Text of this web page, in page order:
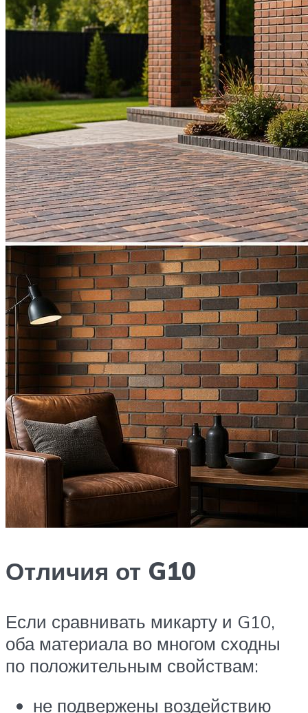
Отличия от G10
Если сравнивать микарту и G10,
оба материала во многом сходны
по положительным свойствам:
не подвержены воздействию